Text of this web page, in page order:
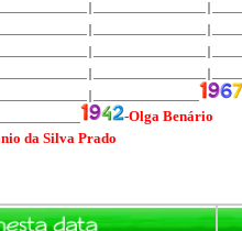
-Olga Benário
da Silva Prado